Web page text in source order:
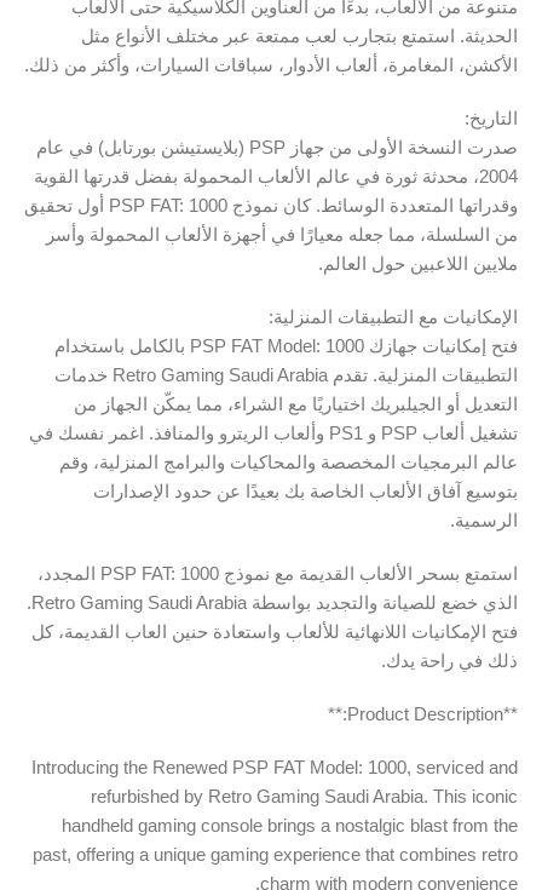
متنوعة من الألعاب، بدءًا من العناوين الكلاسيكية حتى الألعاب
الحديثة. استمتع بتجارب لعب ممتعة عبر مختلف الأنواع مثل
الأكشن، المغامرة، ألعاب الأدوار، سباقات السيارات، وأكثر من ذلك.
التاريخ:
صدرت النسخة الأولى من جهاز PSP (بلايستيشن بورتابل) في عام
2004، محدثة ثورة في عالم الألعاب المحمولة بفضل قدرتها القوية
وقدراتها المتعددة الوسائط. كان نموذج PSP FAT: 1000 أول تحقيق
من السلسلة، مما جعله معيارًا في أجهزة الألعاب المحمولة وأسر
ملايين اللاعبين حول العالم.
الإمكانيات مع التطبيقات المنزلية:
فتح إمكانيات جهازك PSP FAT Model: 1000 بالكامل باستخدام
التطبيقات المنزلية. تقدم Retro Gaming Saudi Arabia خدمات
التعديل أو الجيلبريك اختياريًا مع الشراء، مما يمكّن الجهاز من
تشغيل ألعاب PSP و PS1 وألعاب الريترو والمنافذ. اغمر نفسك في
عالم البرمجيات المخصصة والمحاكيات والبرامج المنزلية، وقم
بتوسيع آفاق الألعاب الخاصة بك بعيدًا عن حدود الإصدارات
الرسمية.
استمتع بسحر الألعاب القديمة مع نموذج PSP FAT: 1000 المجدد،
الذي خضع للصيانة والتجديد بواسطة Retro Gaming Saudi Arabia.
فتح الإمكانيات اللانهائية للألعاب واستعادة حنين العاب القديمة، كل
ذلك في راحة يدك.
**Product Description:**
Introducing the Renewed PSP FAT Model: 1000, serviced and
refurbished by Retro Gaming Saudi Arabia. This iconic
handheld gaming console brings a nostalgic blast from the
past, offering a unique gaming experience that combines retro
charm with modern convenience.